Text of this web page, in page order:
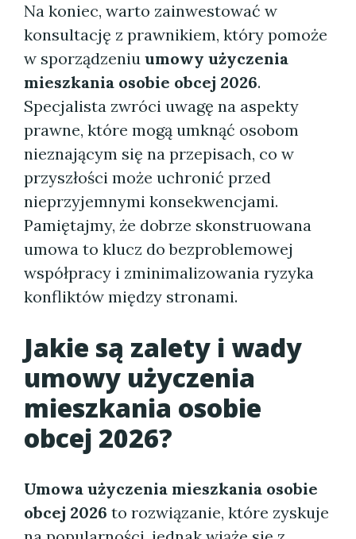
Na koniec, warto zainwestować w
konsultację z prawnikiem, który pomoże
w sporządzeniu umowy użyczenia
mieszkania osobie obcej 2026.
Specjalista zwróci uwagę na aspekty
prawne, które mogą umknąć osobom
nieznającym się na przepisach, co w
przyszłości może uchronić przed
nieprzyjemnymi konsekwencjami.
Pamiętajmy, że dobrze skonstruowana
umowa to klucz do bezproblemowej
współpracy i zminimalizowania ryzyka
konfliktów między stronami.
Jakie są zalety i wady
umowy użyczenia
mieszkania osobie
obcej 2026?
Umowa użyczenia mieszkania osobie
obcej 2026 to rozwiązanie, które zyskuje